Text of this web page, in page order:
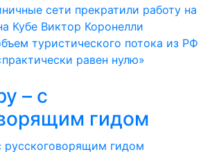
сети прекратили работу на
Кубе Виктор Коронелли
туристического потока из РФ
равен нулю»
– с
гидом